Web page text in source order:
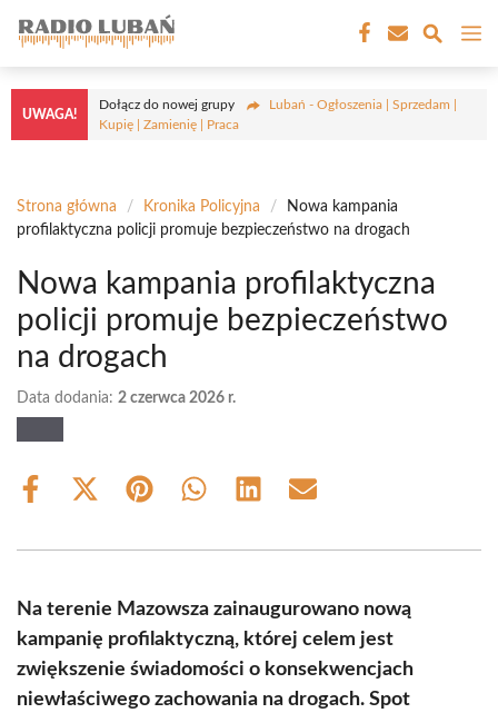
treści
UWAGA!
Dołącz do nowej grupy
Lubań - Ogłoszenia | Sprzedam |
Kupię | Zamienię | Praca
Strona główna / Kronika Policyjna /
Nowa kampania
profilaktyczna policji promuje bezpieczeństwo na drogach
Nowa kampania profilaktyczna
policji promuje bezpieczeństwo
na drogach
Data dodania: 2 czerwca 2026 r.
Share
Share
(Twitter)
Share Share Share Share
Na terenie Mazowsza zainaugurowano nową
kampanię profilaktyczną, której celem jest
zwiększenie świadomości o konsekwencjach
niewłaściwego zachowania na drogach. Spot